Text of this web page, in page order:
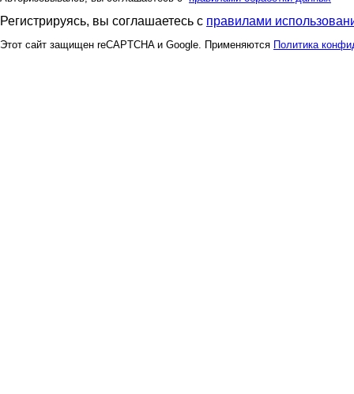
Регистрируясь, вы соглашаетесь с правилами
Этот сайт защищен reCAPTCHA и Google. Применяются Политика